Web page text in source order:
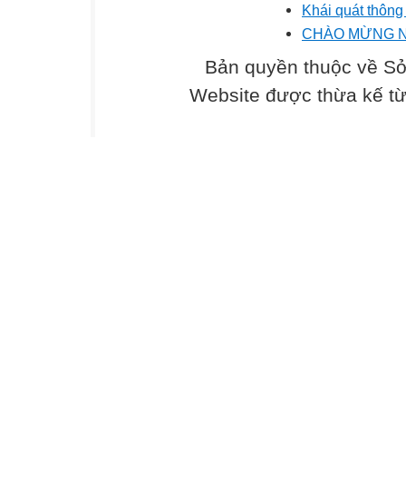
Khái quát
CHÀO MỪNG
Bản quyền thuộc về
Website được thừa kế